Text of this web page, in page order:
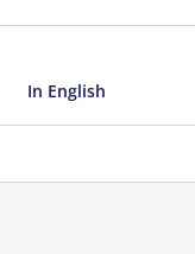
In English